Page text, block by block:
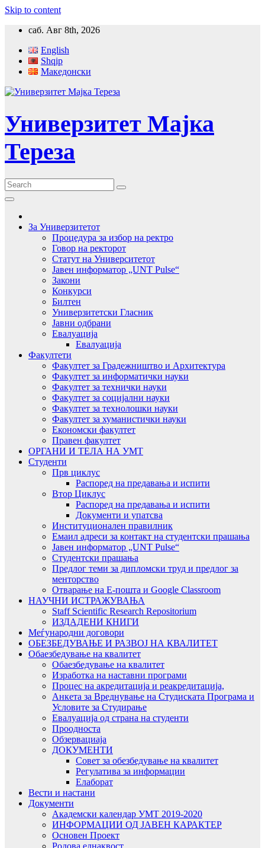
Skip to content
саб. Авг 8th, 2026
English
Shqip
Македонски
Универзитет Мајка
Тереза
За Универзитетот
Процедура за избор на ректро
Говор на ректорот
Статут на Университетот
Јавен информатор „UNT Pulse“
Закони
Конкурси
Билтен
Универзитетски Гласник
Јавни одбрани
Евалуација
Евалуација
Факултети
Факултет за Градежништво и Архитектура
Факултет за информатички науки
Факултет за технички науки
Факултет за социјални науки
Факултет за технолошки науки
Факултет за хуманистички науки
Економски факултет
Правен факултет
ОРГАНИ И ТЕЛА НА УМТ
Студенти
Прв циклус
Распоред на предавањa и испити
Втор Циклус
Распоред на предавањa и испити
Документи и упатсва
Институционален правилник
Емаил адреси за контакт на студентски прашања
Јавен информатор „UNT Pulse“
Студентски прашања
Предлог теми за дипломски труд и предлог за
менторство
Отварање на Е-пошта и Google Classroom
НАУЧНИ ИСТРАЖУВАЊА
Staff Scientific Research Repositorium
ИЗДАДЕНИ КНИГИ
Меѓународни договори
ОБЕЗБЕДУВАЊЕ И РАЗВОЈ НА КВАЛИТЕТ
Обаезбедување на квалитет
Обаезбедување на квалитет
Изработка на наставни програми
Процес на акредитација и реакредитација,
Анкета за Вреднување на Студиската Програма и
Условите за Студирање
Евалуација од страна на студенти
Проодноста
Обзервациаја
ДОКУМЕНТИ
Совет за обезбедување на квалитет
Регулатива за информации
Елаборат
Вести и настани
Документи
Академски календар УМТ 2019-2020
ИНФОРМАЦИИ ОД ЈАВЕН КАРАКТЕР
Основен Проект
Родова еднаквост